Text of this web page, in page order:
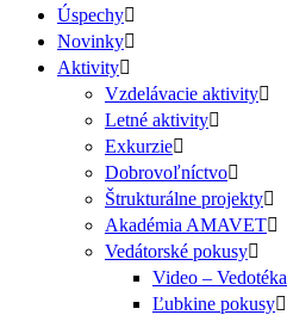
Úspechy
Novinky
Aktivity
Vzdelávacie aktivity
Letné aktivity
Exkurzie
Dobrovoľníctvo
Štrukturálne projekty
Akadémia AMAVET
Vedátorské pokusy
Video – Vedotéka
Ľubkine pokusy